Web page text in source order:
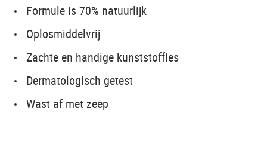
Formule is 70% natuurlijk
Oplosmiddelvrij
Zachte en handige kunststoffles
Dermatologisch getest
Wast af met zeep